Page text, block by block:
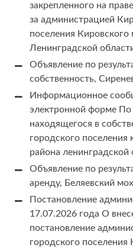
закрепленного на
за администрацией
поселения
Ленинградской
Объявление по
собственность,
Информационное
электронной форме
находящегося в
городского поселения
района
Объявление по
аренду, Беляевский
Постановление
17.07.2026 года О
постановление
городского поселения